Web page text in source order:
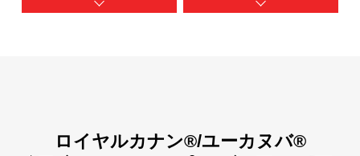
ロイヤルカナン®/ユーカヌバ®